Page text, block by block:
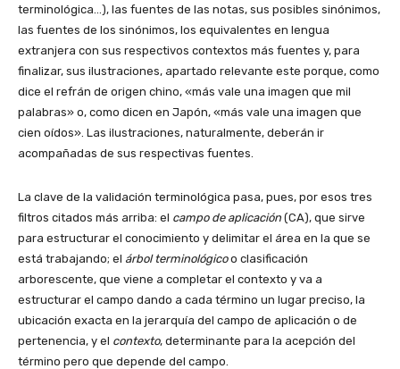
terminológica…), las fuentes de las notas, sus posibles sinónimos,
las fuentes de los sinónimos, los equivalentes en lengua
extranjera con sus respectivos contextos más fuentes y, para
finalizar, sus ilustraciones, apartado relevante este porque, como
dice el refrán de origen chino, «más vale una imagen que mil
palabras» o, como dicen en Japón, «más vale una imagen que
cien oídos». Las ilustraciones, naturalmente, deberán ir
acompañadas de sus respectivas fuentes.
La clave de la validación terminológica pasa, pues, por esos tres
filtros citados más arriba: el campo de aplicación (CA), que sirve
para estructurar el conocimiento y delimitar el área en la que se
está trabajando; el árbol terminológicoo clasificación
arborescente, que viene a completar el contexto y va a
estructurar el campo dando a cada término un lugar preciso, la
ubicación exacta en la jerarquía del campo de aplicación o de
pertenencia, y el contexto, determinante para la acepción del
término pero que depende del campo.